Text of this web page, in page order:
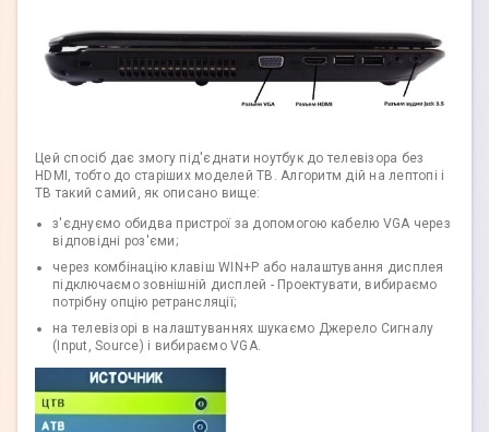
Цей спосіб дає змогу під'єднати ноутбук до телевізора без
HDMI, тобто до старіших моделей ТВ. Алгоритм дій на лептопі і
ТВ такий самий, як описано вище:
з'єднуємо обидва пристрої за допомогою кабелю VGA через
відповідні роз'єми;
через комбінацію клавіш WIN+P або налаштування дисплея
підключаємо зовнішній дисплей - Проектувати, вибираємо
потрібну опцію ретрансляції;
на телевізорі в налаштуваннях шукаємо Джерело Сигналу
(Input, Source) і вибираємо VGA.